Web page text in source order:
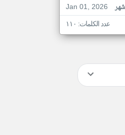
Jan 01, 2026
عدد الكلمات: ١١٠